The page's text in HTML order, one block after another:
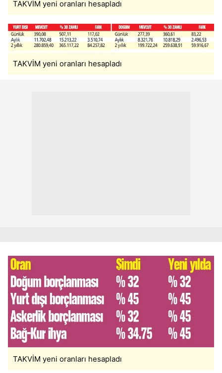
TAKVİM yeni oranları hesapladı
TAKVİM yeni oranları hesapladı
TAKVİM yeni oranları hesapladı